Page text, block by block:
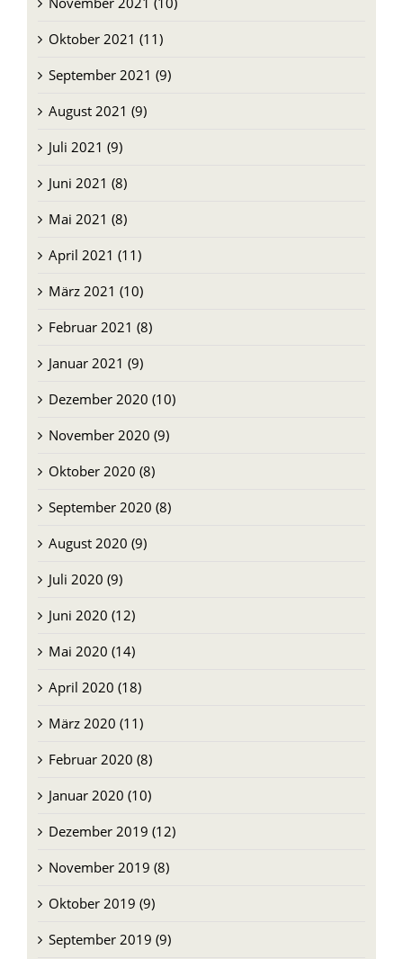
Oktober 2021 (11)
September 2021 (9)
August 2021 (9)
Juli 2021 (9)
Juni 2021 (8)
Mai 2021 (8)
April 2021 (11)
März 2021 (10)
Februar 2021 (8)
Januar 2021 (9)
Dezember 2020 (10)
November 2020 (9)
Oktober 2020 (8)
September 2020 (8)
August 2020 (9)
Juli 2020 (9)
Juni 2020 (12)
Mai 2020 (14)
April 2020 (18)
März 2020 (11)
Februar 2020 (8)
Januar 2020 (10)
Dezember 2019 (12)
November 2019 (8)
Oktober 2019 (9)
September 2019 (9)